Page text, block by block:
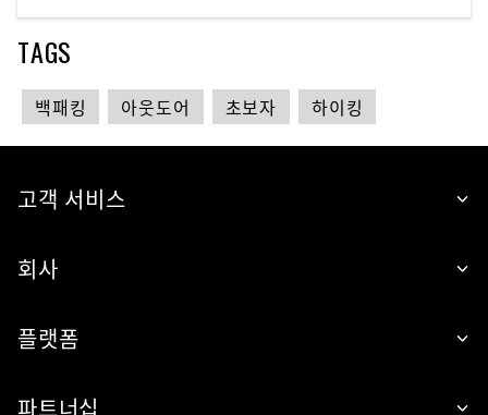
TAGS
백패킹 아웃도어 초보자 하이킹
고객 서비스
회사
플랫폼
파트너십